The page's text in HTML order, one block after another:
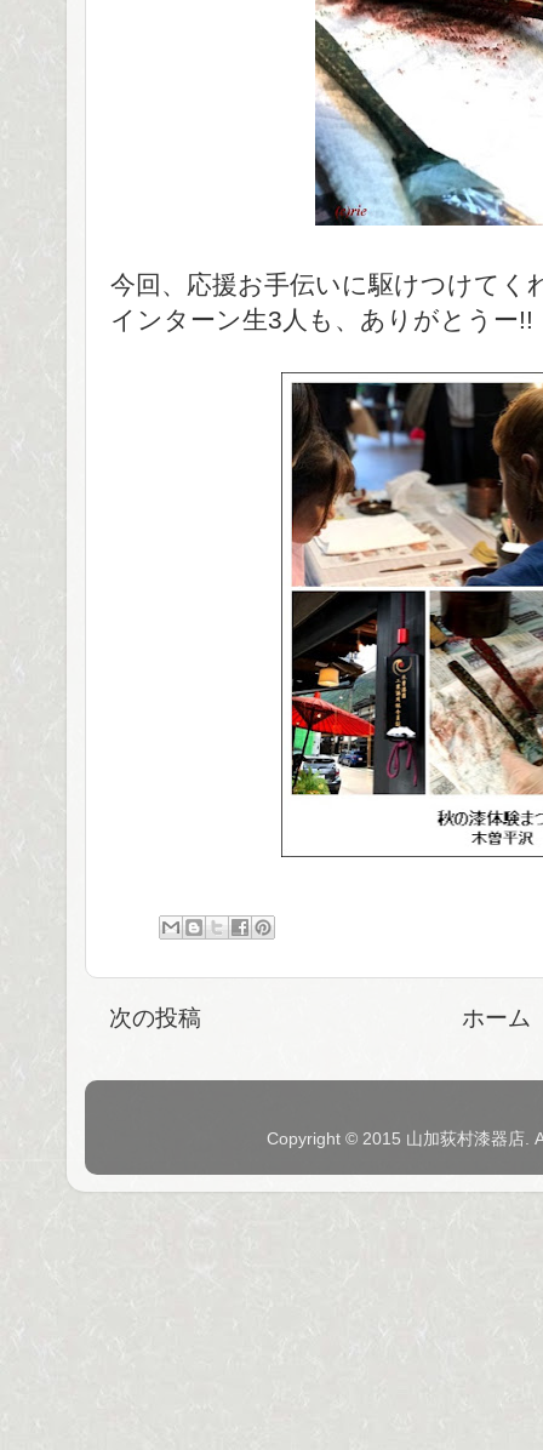
今回、応援お手伝いに駆けつけてく
インターン生3人も、ありがとうー!!
次の投稿 ホーム
Copyright © 2015 山加荻村漆器店.